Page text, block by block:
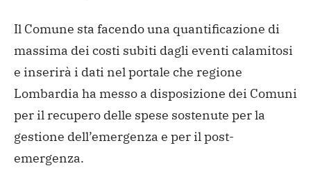
Il Comune sta facendo una quantificazione di
massima dei costi subiti dagli eventi calamitosi
e inserirà i dati nel portale che regione
Lombardia ha messo a disposizione dei Comuni
per il recupero delle spese sostenute per la
gestione dell’emergenza e per il post-
emergenza.